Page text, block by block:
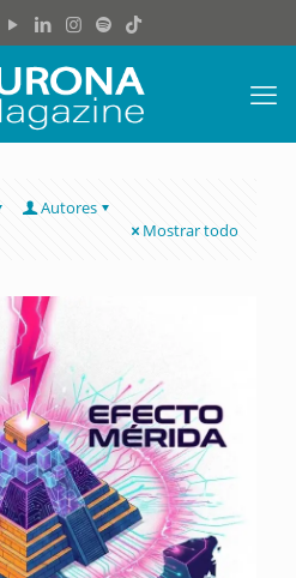
Autores
Mostrar todo